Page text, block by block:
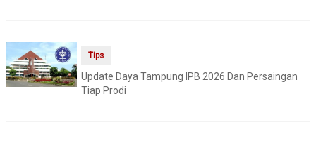
Tips
Update Daya Tampung IPB 2026 Dan Persaingan
Tiap Prodi